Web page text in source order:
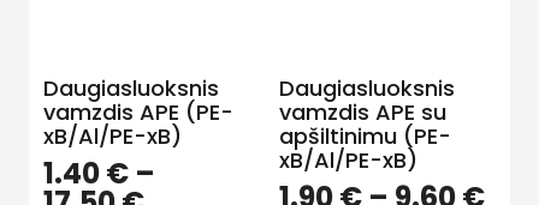
Daugiasluoksnis
vamzdis APE (PE-
xB/Al/PE-xB)
1.40€ –
Daugiasluoksnis
vamzdis APE su
apšiltinimu (PE-
xB/Al/PE-xB)